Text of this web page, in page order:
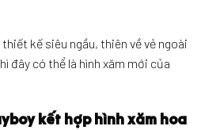
kế siêu ngầu, thiên về vẻ ngoài
đây có thể là hình xăm mới của
kết hợp hình xăm hoa